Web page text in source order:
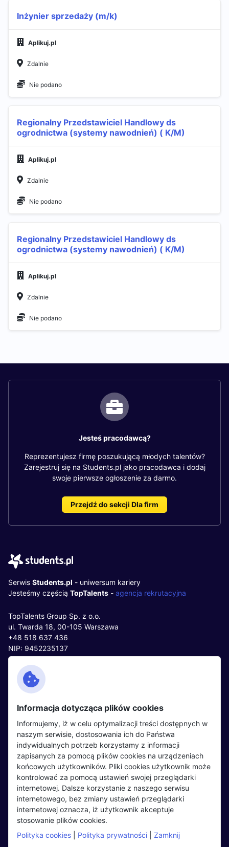
Inżynier sprzedaży (m/k)
Aplikuj.pl
Zdalnie
Nie podano
Regionalny Przedstawiciel Handlowy ds
ogrodnictwa (systemy nawodnień) ( K/M)
Aplikuj.pl
Zdalnie
Nie podano
Regionalny Przedstawiciel Handlowy ds
ogrodnictwa (systemy nawodnień) ( K/M)
Aplikuj.pl
Zdalnie
Nie podano
Jesteś pracodawcą?
Reprezentujesz firmę poszukującą młodych talentów?
Zarejestruj się na Students.pl jako pracodawca i dodaj
swoje pierwsze ogłoszenie za darmo.
Przejdź do sekcji Dla firm
Serwis Students.pl - uniwersum kariery
Jesteśmy częścią TopTalents - agencja rekrutacyjna
TopTalents Group Sp. z o.o.
ul. Twarda 18, 00-105 Warszawa
+48 518 637 436
NIP: 9452235137
Kontakt
Facebook
Twitter
LinkedIn
Partnerzy
Wydarzenia
Kandydaci
Regulamin kandydata
Oferty pracy
Pracodawcy
Opinie o pracodawcach
Pracodawcy
Regulamin pracodawcy
Dodaj ogłoszenie
Informacja dotycząca plików cookies
Informujemy, iż w celu optymalizacji treści dostępnych w
naszym serwisie, dostosowania ich do Państwa
indywidualnych potrzeb korzystamy z informacji
zapisanych za pomocą plików cookies na urządzeniach
końcowych użytkowników. Pliki cookies użytkownik może
kontrolować za pomocą ustawień swojej przeglądarki
internetowej. Dalsze korzystanie z naszego serwisu
internetowego, bez zmiany ustawień przeglądarki
internetowej oznacza, iż użytkownik akceptuje
stosowanie plików cookies.
Polityka cookies
Polityka prywatności Zamknij